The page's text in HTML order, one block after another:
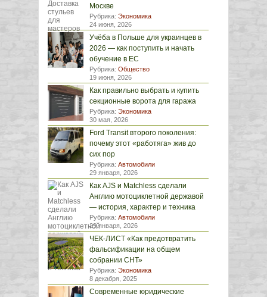
Москве
Рубрика: Экономика
24 июня, 2026
Учёба в Польше для украинцев в
2026 — как поступить и начать
обучение в ЕС
Рубрика: Общество
19 июня, 2026
Как правильно выбрать и купить
секционные ворота для гаража
Рубрика: Экономика
30 мая, 2026
Ford Transit второго поколения:
почему этот «работяга» жив до
сих пор
Рубрика: Автомобили
29 января, 2026
Как AJS и Matchless сделали
Англию мотоциклетной державой
— история, характер и техника
Рубрика: Автомобили
29 января, 2026
ЧЕК-ЛИСТ «Как предотвратить
фальсификации на общем
собрании СНТ»
Рубрика: Экономика
8 декабря, 2025
Современные юридические